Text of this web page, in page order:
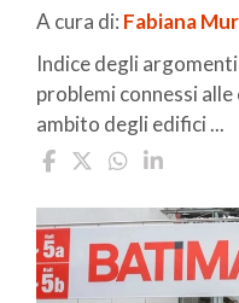
A cura di: Fabiana
Indice degli
problemi connessi
ambito degli edifici ...